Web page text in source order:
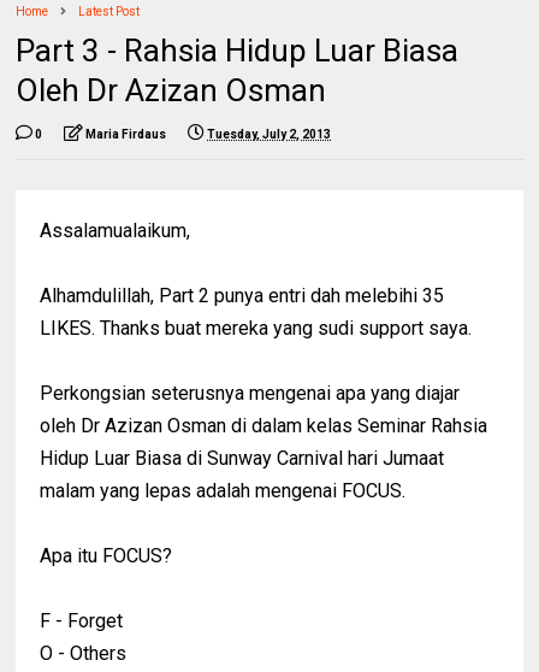
Home Latest Post
Part 3 - Rahsia Hidup Luar Biasa
Oleh Dr Azizan Osman
0 Maria Firdaus Tuesday, July 2, 2013
Assalamualaikum,
Alhamdulillah, Part 2 punya entri dah melebihi 35
LIKES. Thanks buat mereka yang sudi support saya.
Perkongsian seterusnya mengenai apa yang diajar
oleh Dr Azizan Osman di dalam kelas Seminar Rahsia
Hidup Luar Biasa di Sunway Carnival hari Jumaat
malam yang lepas adalah mengenai FOCUS.
Apa itu FOCUS?
F - Forget
O - Others